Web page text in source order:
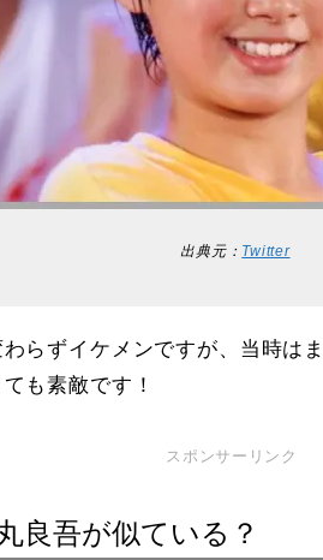
出典元： Twitter
らずイケメンですが、当時は
も素敵です！
スポンサーリンク
良吾が似ている？